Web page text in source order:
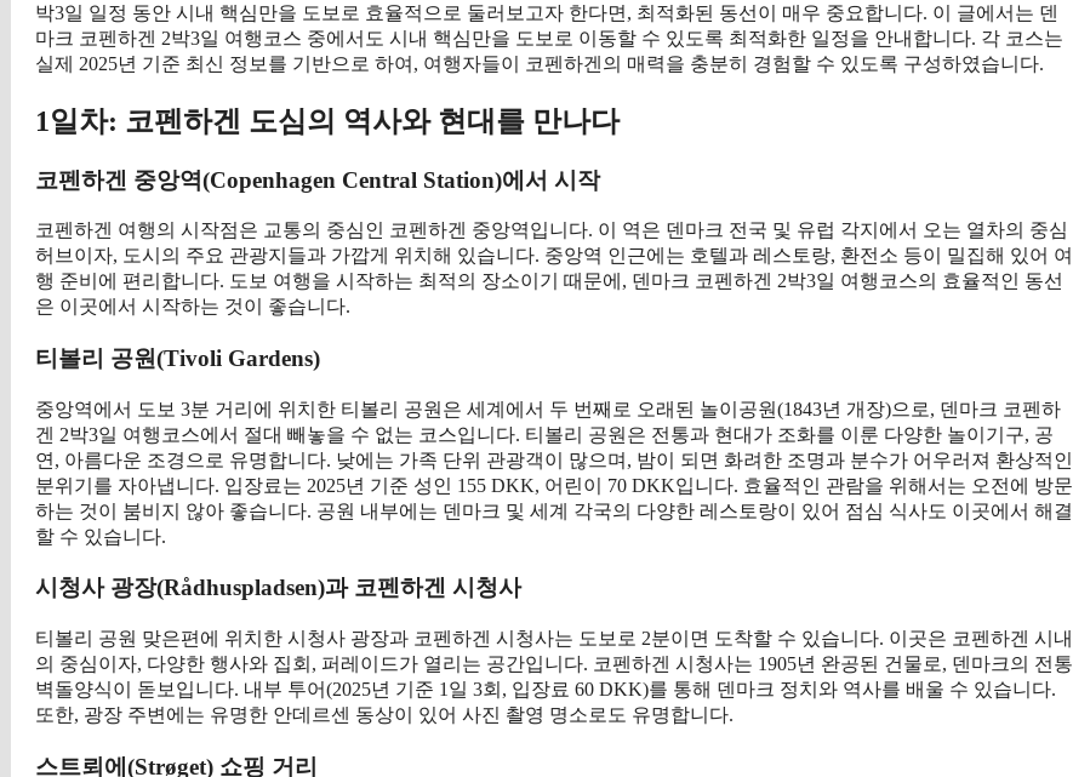
박3일 일정 동안 시내 핵심만을 도보로 효율적으로 둘러보고자 한다면, 최적화된 동선이 매우 중요합니다. 이 글에서는 덴
마크 코펜하겐 2박3일 여행코스 중에서도 시내 핵심만을 도보로 이동할 수 있도록 최적화한 일정을 안내합니다. 각 코스는
실제 2025년 기준 최신 정보를 기반으로 하여, 여행자들이 코펜하겐의 매력을 충분히 경험할 수 있도록 구성하였습니다.
1일차: 코펜하겐 도심의 역사와 현대를 만나다
코펜하겐 중앙역(Copenhagen Central Station)에서 시작
코펜하겐 여행의 시작점은 교통의 중심인 코펜하겐 중앙역입니다. 이 역은 덴마크 전국 및 유럽 각지에서 오는 열차의 중심
허브이자, 도시의 주요 관광지들과 가깝게 위치해 있습니다. 중앙역 인근에는 호텔과 레스토랑, 환전소 등이 밀집해 있어 여
행 준비에 편리합니다. 도보 여행을 시작하는 최적의 장소이기 때문에, 덴마크 코펜하겐 2박3일 여행코스의 효율적인 동선
은 이곳에서 시작하는 것이 좋습니다.
티볼리 공원(Tivoli Gardens)
중앙역에서 도보 3분 거리에 위치한 티볼리 공원은 세계에서 두 번째로 오래된 놀이공원(1843년 개장)으로, 덴마크 코펜하
겐 2박3일 여행코스에서 절대 빼놓을 수 없는 코스입니다. 티볼리 공원은 전통과 현대가 조화를 이룬 다양한 놀이기구, 공
연, 아름다운 조경으로 유명합니다. 낮에는 가족 단위 관광객이 많으며, 밤이 되면 화려한 조명과 분수가 어우러져 환상적인
분위기를 자아냅니다. 입장료는 2025년 기준 성인 155 DKK, 어린이 70 DKK입니다. 효율적인 관람을 위해서는 오전에 방문
하는 것이 붐비지 않아 좋습니다. 공원 내부에는 덴마크 및 세계 각국의 다양한 레스토랑이 있어 점심 식사도 이곳에서 해결
할 수 있습니다.
시청사 광장(Rådhuspladsen)과 코펜하겐 시청사
티볼리 공원 맞은편에 위치한 시청사 광장과 코펜하겐 시청사는 도보로 2분이면 도착할 수 있습니다. 이곳은 코펜하겐 시내
의 중심이자, 다양한 행사와 집회, 퍼레이드가 열리는 공간입니다. 코펜하겐 시청사는 1905년 완공된 건물로, 덴마크의 전통
벽돌양식이 돋보입니다. 내부 투어(2025년 기준 1일 3회, 입장료 60 DKK)를 통해 덴마크 정치와 역사를 배울 수 있습니다.
또한, 광장 주변에는 유명한 안데르센 동상이 있어 사진 촬영 명소로도 유명합니다.
스트뢰에(Strøget) 쇼핑 거리